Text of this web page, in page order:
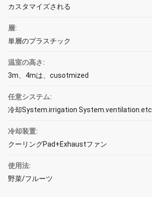
カスタマイズされる
層:
単層のプラスチック
温室の高さ:
3m、4mは、cusotmized
任意システム:
冷却System.irrigation System.ventilation.etc
冷却装置:
クーリングPad+Exhaustファン
使用法:
野菜/フルーツ